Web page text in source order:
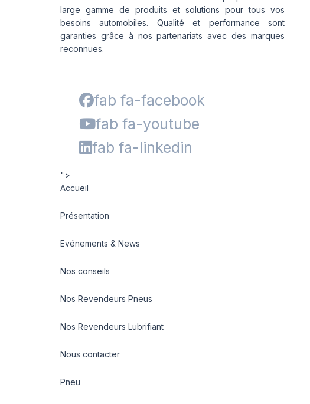
large gamme de produits et solutions pour tous vos
besoins automobiles. Qualité et performance sont
garanties grâce à nos partenariats avec des marques
reconnues.
fab fa-facebook
fab fa-youtube
fab fa-linkedin
">
Accueil
Présentation
Evénements & News
Nos conseils
Nos Revendeurs Pneus
Nos Revendeurs Lubrifiant
Nous contacter
Pneu